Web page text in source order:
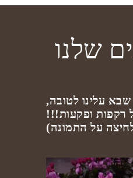
שלנו
עלינו לטובה,
רקפות ופקעות!!!
על התמונה)